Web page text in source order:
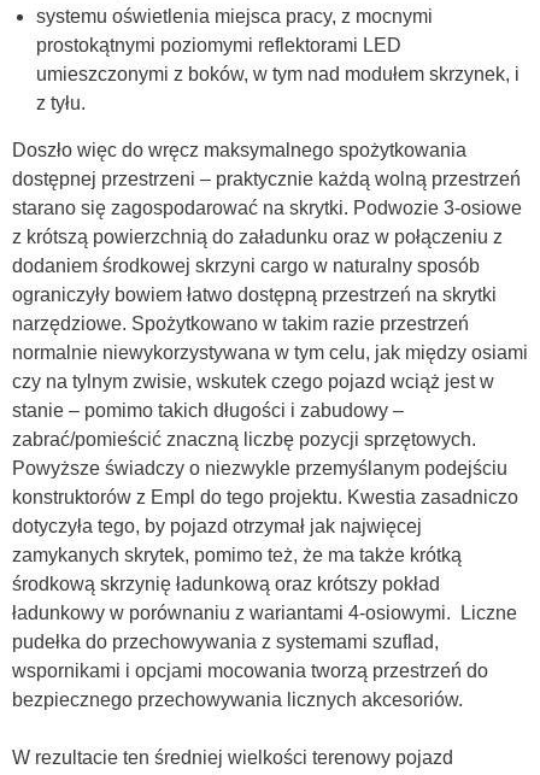
systemu oświetlenia miejsca pracy, z mocnymi
prostokątnymi poziomymi reflektorami LED
umieszczonymi z boków, w tym nad modułem skrzynek, i
z tyłu.
Doszło więc do wręcz maksymalnego spożytkowania
dostępnej przestrzeni – praktycznie każdą wolną przestrzeń
starano się zagospodarować na skrytki. Podwozie 3-osiowe
z krótszą powierzchnią do załadunku oraz w połączeniu z
dodaniem środkowej skrzyni cargo w naturalny sposób
ograniczyły bowiem łatwo dostępną przestrzeń na skrytki
narzędziowe. Spożytkowano w takim razie przestrzeń
normalnie niewykorzystywana w tym celu, jak między osiami
czy na tylnym zwisie, wskutek czego pojazd wciąż jest w
stanie – pomimo takich długości i zabudowy –
zabrać/pomieścić znaczną liczbę pozycji sprzętowych.
Powyższe świadczy o niezwykle przemyślanym podejściu
konstruktorów z Empl do tego projektu. Kwestia zasadniczo
dotyczyła tego, by pojazd otrzymał jak najwięcej
zamykanych skrytek, pomimo też, że ma także krótką
środkową skrzynię ładunkową oraz krótszy pokład
ładunkowy w porównaniu z wariantami 4-osiowymi. Liczne
pudełka do przechowywania z systemami szuflad,
wspornikami i opcjami mocowania tworzą przestrzeń do
bezpiecznego przechowywania licznych akcesoriów.
W rezultacie ten średniej wielkości terenowy pojazd